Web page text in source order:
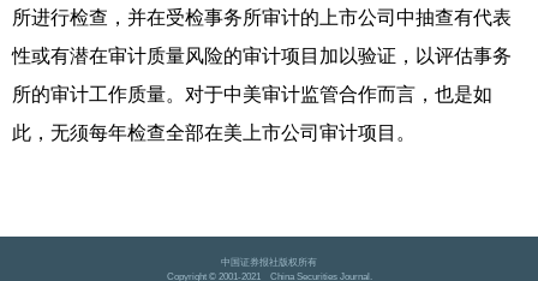
所进行检查，并在受检事务所审计的上市公司中抽查有代表
性或有潜在审计质量风险的审计项目加以验证，以评估事务
所的审计工作质量。对于中美审计监管合作而言，也是如
此，无须每年检查全部在美上市公司审计项目。
中国证券报社版权所有
Copyright © 2001-2021 China Securities Journal.